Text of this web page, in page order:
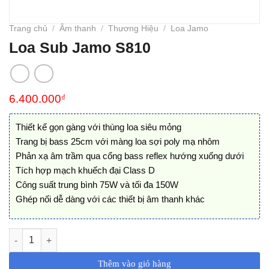
Trang chủ / Âm thanh / Thương Hiệu / Loa Jamo
Loa Sub Jamo S810
6.400.000₫
Thiết kế gọn gàng với thùng loa siêu mỏng
Trang bị bass 25cm với màng loa sợi poly mạ nhôm
Phản xạ âm trầm qua cổng bass reflex hướng xuống dưới
Tích hợp mạch khuếch đại Class D
Công suất trung bình 75W và tối đa 150W
Ghép nối dễ dàng với các thiết bị âm thanh khác
Loa Sub Jamo S810 số lượng
Thêm vào giỏ hàng